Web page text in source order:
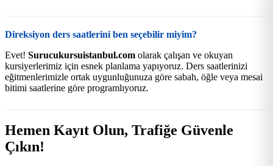
Direksiyon ders saatlerini ben seçebilir miyim?
Evet! Surucukursuistanbul.com olarak çalışan ve okuyan
kursiyerlerimiz için esnek planlama yapıyoruz. Ders saatlerinizi
eğitmenlerimizle ortak uygunluğunuza göre sabah, öğle veya mesai
bitimi saatlerine göre programlıyoruz.
Hemen Kayıt Olun, Trafiğe Güvenle
Çıkın!